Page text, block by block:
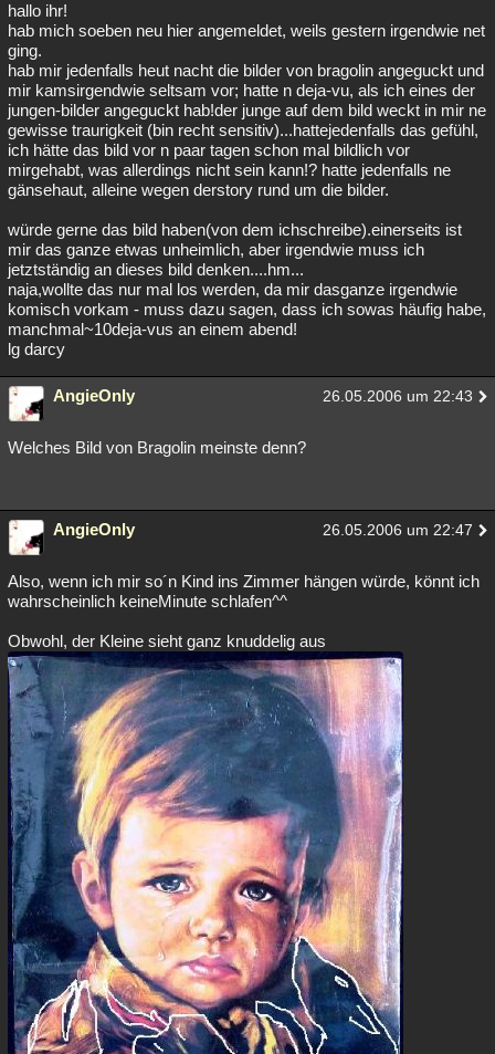
hallo ihr!
hab mich soeben neu hier angemeldet, weils gestern irgendwie net
ging.
hab mir jedenfalls heut nacht die bilder von bragolin angeguckt und
mir kamsirgendwie seltsam vor; hatte n deja-vu, als ich eines der
jungen-bilder angeguckt hab!der junge auf dem bild weckt in mir ne
gewisse traurigkeit (bin recht sensitiv)...hattejedenfalls das gefühl,
ich hätte das bild vor n paar tagen schon mal bildlich vor
mirgehabt, was allerdings nicht sein kann!? hatte jedenfalls ne
gänsehaut, alleine wegen derstory rund um die bilder.
würde gerne das bild haben(von dem ichschreibe).einerseits ist
mir das ganze etwas unheimlich, aber irgendwie muss ich
jetztständig an dieses bild denken....hm...
naja,wollte das nur mal los werden, da mir dasganze irgendwie
komisch vorkam - muss dazu sagen, dass ich sowas häufig habe,
manchmal~10deja-vus an einem abend!
lg darcy
AngieOnly 26.05.2006 um 22:43
Welches Bild von Bragolin meinste denn?
AngieOnly 26.05.2006 um 22:47
Also, wenn ich mir so´n Kind ins Zimmer hängen würde, könnt ich
wahrscheinlich keineMinute schlafen^^
Obwohl, der Kleine sieht ganz knuddelig aus